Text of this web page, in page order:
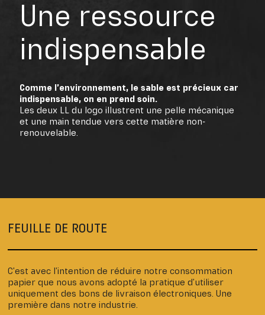
Une ressource
indispensable
Comme l’environnement, le sable est précieux car
indispensable, on en prend soin.
Les deux LL du logo illustrent une pelle mécanique
et une main tendue vers cette matière non-
renouvelable.
FEUILLE DE ROUTE
C’est avec l’intention de réduire notre consommation
papier que nous avons adopté la pratique d’utiliser
uniquement des bons de livraison électroniques. Une
première dans notre industrie.